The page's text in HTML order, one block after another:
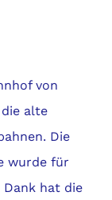
von
alte
Die
wurde für
hat die